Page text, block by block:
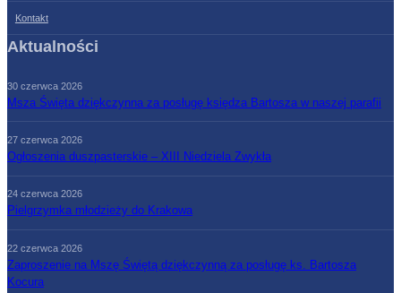
Kontakt
Aktualności
30 czerwca 2026
Msza Święta dziękczynna za posługę księdza Bartosza w naszej parafii
27 czerwca 2026
Ogłoszenia duszpasterskie – XIII Niedziela Zwykła
24 czerwca 2026
Pielgrzymka młodzieży do Krakowa
22 czerwca 2026
Zaproszenie na Mszę Świętą dziękczynną za posługę ks. Bartosza
Kocura